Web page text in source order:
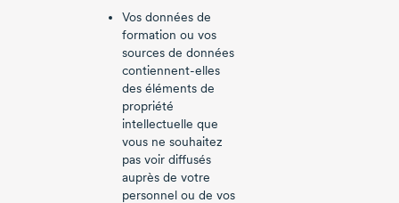
Vos données de
formation ou vos
sources de données
contiennent-elles
des éléments de
propriété
intellectuelle que
vous ne souhaitez
pas voir diffusés
auprès de votre
personnel ou de vos